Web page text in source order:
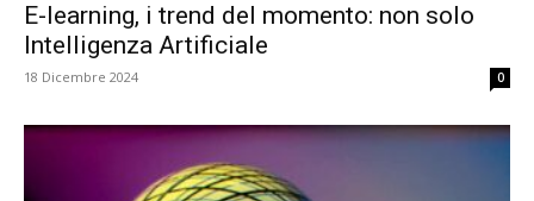
E-learning, i trend del momento: non solo
Intelligenza Artificiale
18 Dicembre 2024 0